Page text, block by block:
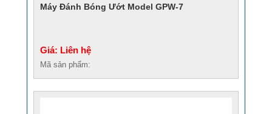
Máy Đánh Bóng Ướt Model GPW-7
Giá: Liên hệ
Mã sản phẩm: